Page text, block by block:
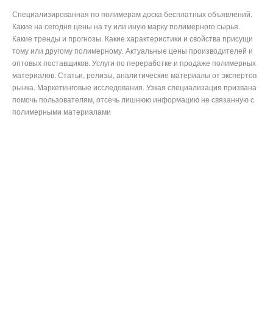
Специализированная по полимерам доска бесплатных объявлений.
Какие на сегодня цены на ту или иную марку полимерного сырья.
Какие тренды и прогнозы. Какие характеристики и свойства присущи
тому или другому полимерному. Актуальные цены производителей и
оптовых поставщиков. Услуги по переработке и продаже полимерных
материалов. Статьи, релизы, аналитические материалы от экспертов
рынка. Маркетинговые исследования. Узкая специализация призвана
помочь пользователям, отсечь лишнюю информацию не связанную с
полимерными материалами